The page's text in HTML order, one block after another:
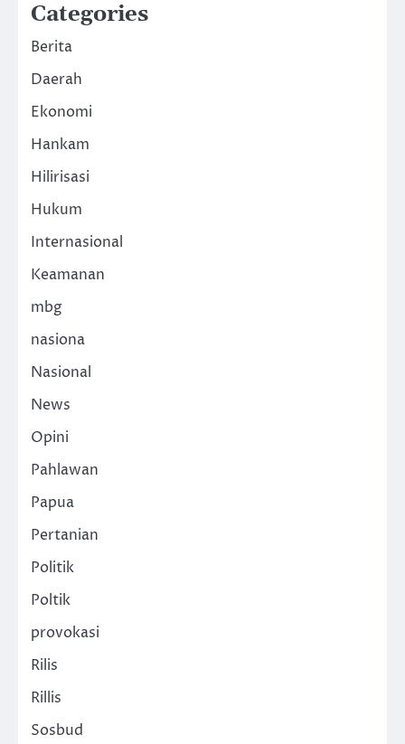
Categories
Berita
Daerah
Ekonomi
Hankam
Hilirisasi
Hukum
Internasional
Keamanan
mbg
nasiona
Nasional
News
Opini
Pahlawan
Papua
Pertanian
Politik
Poltik
provokasi
Rilis
Rillis
Sosbud